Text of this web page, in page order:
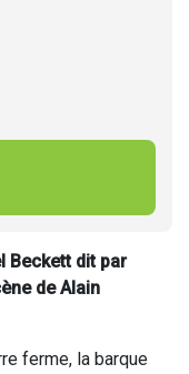
Beckett dit par
de Alain
ferme, la barque